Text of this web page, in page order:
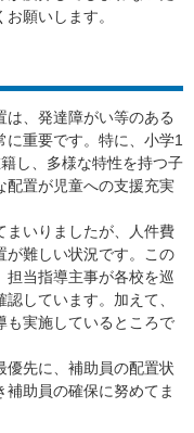
願いします。
、発達障がい等のある
に重要です。特に、小学1
し、多様な特性を持つ子
配置が児童への支援充実
いりましたが、人件費
が難しい状況です。この
担当指導主事が各校を巡
しています。加えて、
も実施しているところで
先に、補助員の配置状
助員の確保に努めてま